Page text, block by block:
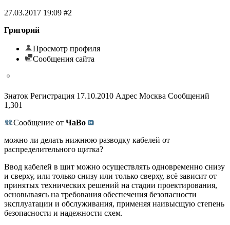
27.03.2017 19:09 #2
Григорий
Просмотр профиля
Сообщения сайта
Знаток Регистрация 17.10.2010 Адрес Москва Сообщений
1,301
Сообщение от ЧаВо
можно ли делать нижнюю разводку кабелей от
распределительного щитка?
Ввод кабелей в щит можно осуществлять одновременно снизу
и сверху, или только снизу или только сверху, всё зависит от
принятых технических решений на стадии проектирования,
основываясь на требования обеспечения безопасности
эксплуатации и обслуживания, применяя наивысщую степень
безопасности и надежности схем.